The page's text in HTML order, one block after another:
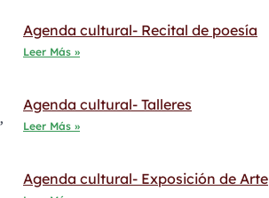
Agenda cultural- Recital de poesía
Leer Más »
Agenda cultural- Talleres
Leer Más »
Agenda cultural- Exposición de Arte